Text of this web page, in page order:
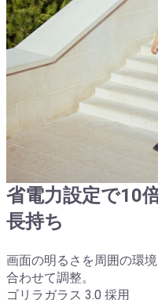
省電力設定で10
長持ち
画面の明るさを周囲の環
合わせて調整。
ゴリラガラス 3.0 採用